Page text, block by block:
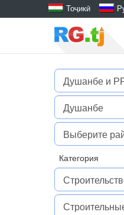
Тоҷикӣ
Категория